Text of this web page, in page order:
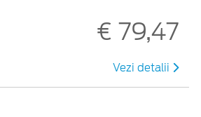
€ 79,47
Vezi detalii